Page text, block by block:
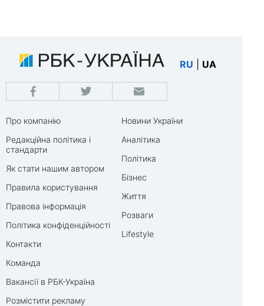
RU UA
Про компанію
Редакційна політика і
стандарти
Як стати нашим автором
Правила користування
Правова інформація
Політика конфіденційності
Контакти
Команда
Вакансії в РБК-Україна
Розмістити рекламу
Новини України
Аналітика
Політика
Бізнес
Життя
Розваги
Lifestyle